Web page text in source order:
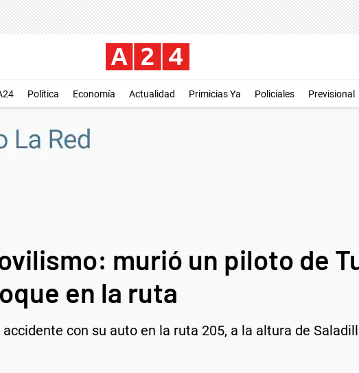
Política Economía Actualidad Primicias Ya Policiales Previsional
murió un piloto de
en la ruta
con su auto en la ruta 205, a la altura de